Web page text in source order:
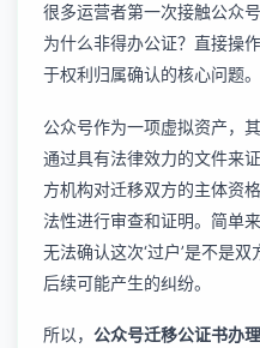
很多运营者第一次接触公众
为什么非得办公证？直接操
于权利归属确认的核心问题。
公众号作为一项虚拟资产，
通过具有法律效力的文件来
方机构对迁移双方的主体资
法性进行审查和证明。简单
无法确认这次‘过户’是不是
后续可能产生的纠纷。
所以， 公众号迁移公证书办理